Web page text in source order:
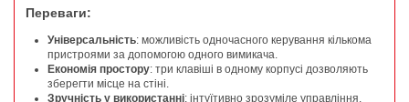
Переваги:
Універсальність: можливість одночасного керування кількома
пристроями за допомогою одного вимикача.
Економія простору: три клавіші в одному корпусі дозволяють
зберегти місце на стіні.
Зручність у використанні: інтуїтивно зрозуміле управління,